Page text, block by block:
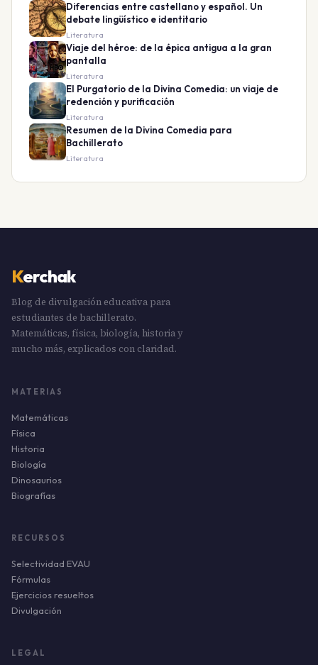
Diferencias entre castellano y español. Un
debate lingüístico e identitario
Literatura
Viaje del héroe: de la épica antigua a la gran
pantalla
Literatura
El Purgatorio de la Divina Comedia: un viaje de
redención y purificación
Literatura
Resumen de la Divina Comedia para
Bachillerato
Literatura
Kerchak
Blog de divulgación educativa para
estudiantes de bachillerato.
Matemáticas, física, biología, historia y
mucho más, explicados con claridad.
MATERIAS
Matemáticas
Física
Historia
Biología
Dinosaurios
Biografías
RECURSOS
Selectividad EVAU
Fórmulas
Ejercicios resueltos
Divulgación
LEGAL